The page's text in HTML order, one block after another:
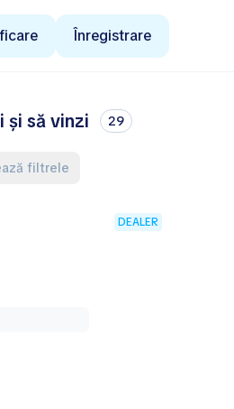
Înregistrare
și să vinzi 29
filtrele
DEALER